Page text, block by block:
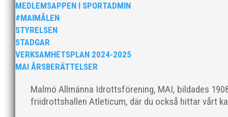
MEDLEMSAPPEN I SPORTADMIN
#MAIMÅLEN
STYRELSEN
STADGAR
VERKSAMHETSPLAN 2024-2025
MAI ÅRSBERÄTTELSER
Malmö Allmänna Idrottsförening, MAI, bildades
friidrottshallen Atleticum, där du också hittar vårt
Nu är hösten här och för oss MAI:re betyder det